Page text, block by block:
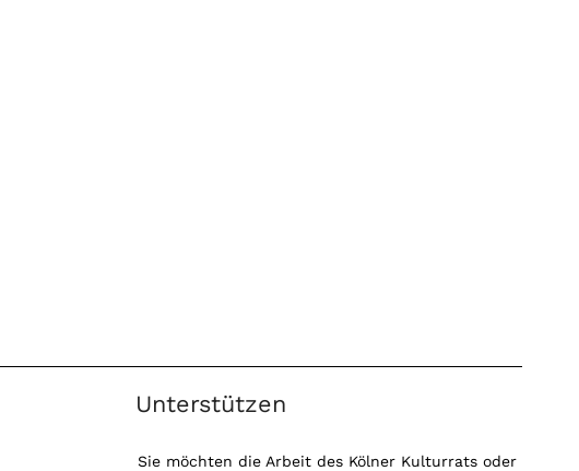
Unterstützen
Sie möchten die Arbeit des Kölner Kulturrats oder